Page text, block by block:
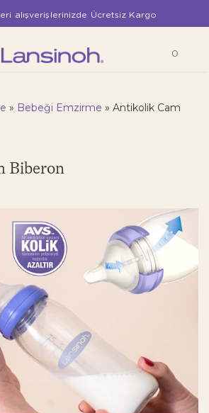
alışverişlerinizde Ücretsiz Kargo
0
» Bebeği Emzirme » Antikolik Cam
Biberon